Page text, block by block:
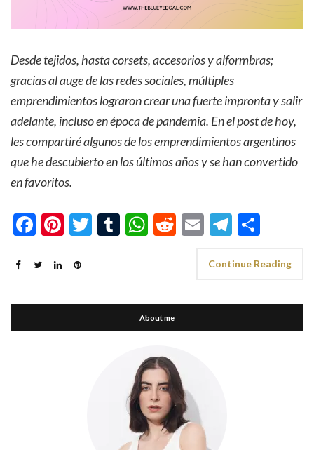
Desde tejidos, hasta corsets, accesorios y alformbras;
gracias al auge de las redes sociales, múltiples
emprendimientos lograron crear una fuerte impronta y salir
adelante, incluso en época de pandemia. En el post de hoy,
les compartiré algunos de los emprendimientos argentinos
que he descubierto en los últimos años y se han convertido
en favoritos.
Facebook
Pinterest
Twitter
Tumblr
WhatsApp
Reddit
Email
Continue Reading
About me